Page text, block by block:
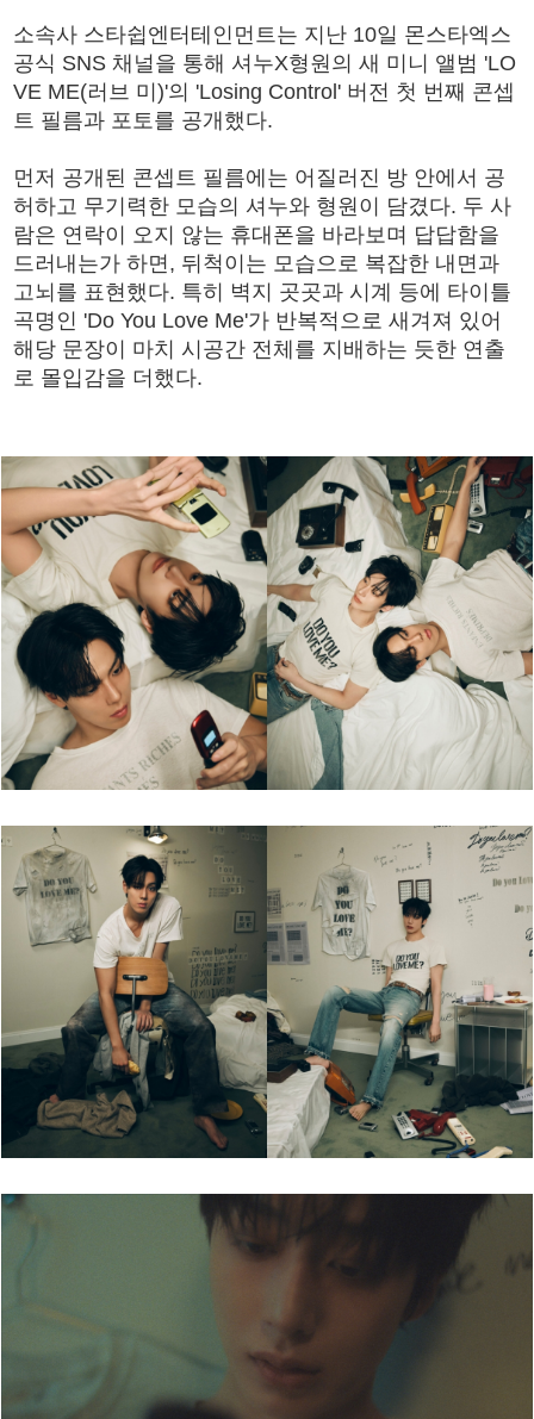
소속사 스타쉽엔터테인먼트는 지난 10일 몬스타엑스
공식 SNS 채널을 통해 셔누X형원의 새 미니 앨범 'LO
VE ME(러브 미)'의 'Losing Control' 버전 첫 번째 콘셉
트 필름과 포토를 공개했다.
먼저 공개된 콘셉트 필름에는 어질러진 방 안에서 공
허하고 무기력한 모습의 셔누와 형원이 담겼다. 두 사
람은 연락이 오지 않는 휴대폰을 바라보며 답답함을
드러내는가 하면, 뒤척이는 모습으로 복잡한 내면과
고뇌를 표현했다. 특히 벽지 곳곳과 시계 등에 타이틀
곡명인 'Do You Love Me'가 반복적으로 새겨져 있어
해당 문장이 마치 시공간 전체를 지배하는 듯한 연출
로 몰입감을 더했다.